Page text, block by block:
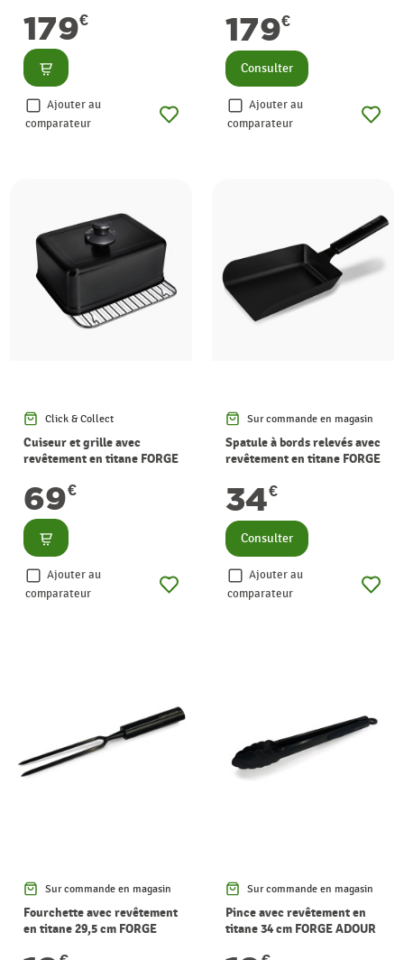
179€
Consulter
Ajouter au
comparateur
179€
Consulter
Ajouter au
comparateur
Click & Collect
Cuiseur et grille avec
revêtement en titane FORGE
69€
Consulter
Ajouter au
comparateur
Sur commande en magasin
Spatule à bords relevés avec
revêtement en titane FORGE
34€
Consulter
Ajouter au
comparateur
Sur commande en magasin
Fourchette avec revêtement
en titane 29,5 cm FORGE
Sur commande en magasin
Pince avec revêtement en
titane 34 cm FORGE ADOUR